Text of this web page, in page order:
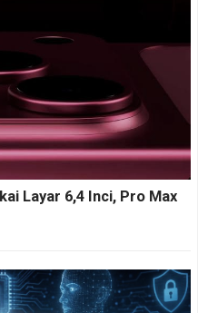
Layar 6,4 Inci, Pro Max